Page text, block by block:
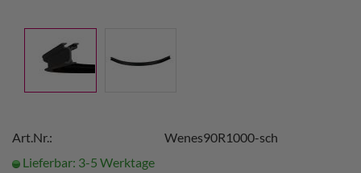
Art.Nr.:
Wenes90R1000-sch
Lieferbar: 3-5 Werktage